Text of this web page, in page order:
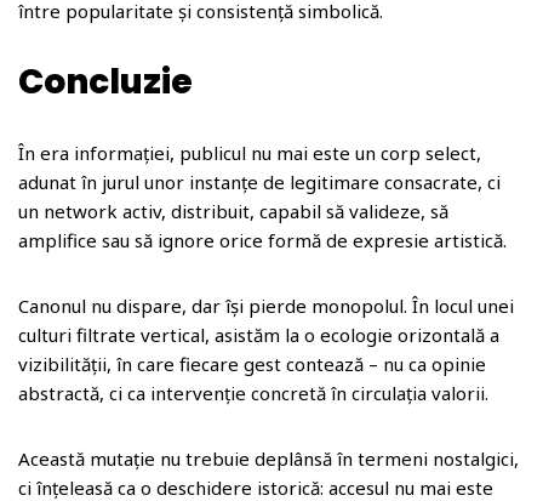
între popularitate și consistență simbolică.
Concluzie
În era informației, publicul nu mai este un corp select,
adunat în jurul unor instanțe de legitimare consacrate, ci
un network activ, distribuit, capabil să valideze, să
amplifice sau să ignore orice formă de expresie artistică.
Canonul nu dispare, dar își pierde monopolul. În locul unei
culturi filtrate vertical, asistăm la o ecologie orizontală a
vizibilității, în care fiecare gest contează – nu ca opinie
abstractă, ci ca intervenție concretă în circulația valorii.
Această mutație nu trebuie deplânsă în termeni nostalgici,
ci înțeleasă ca o deschidere istorică: accesul nu mai este